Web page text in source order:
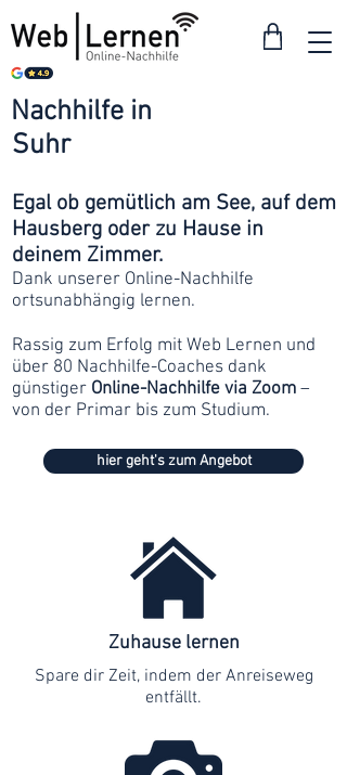
Suhr
Nachhilfe in
Egal ob gemütlich am See, auf dem
Hausberg oder zu Hause in
deinem Zimmer.
Dank unserer Online-Nachhilfe
ortsunabhängig lernen.
Rassig zum Erfolg mit Web Lernen und
über 80 Nachhilfe-Coaches dank
günstiger Online-Nachhilfe via Zoom –
von der Primar bis zum Studium.
hier geht's zum Angebot
Zuhause lernen
Spare dir Zeit, indem der Anreiseweg
entfällt.